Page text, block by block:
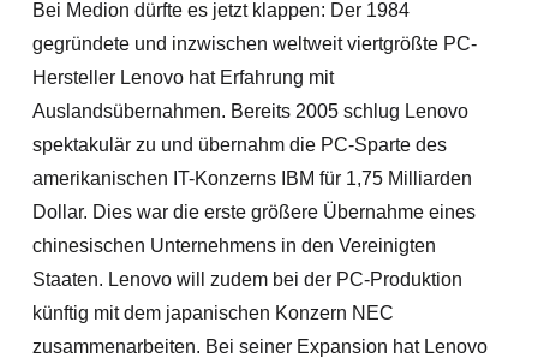
Bei Medion dürfte es jetzt klappen: Der 1984
gegründete und inzwischen weltweit viertgrößte PC-
Hersteller Lenovo hat Erfahrung mit
Auslandsübernahmen. Bereits 2005 schlug Lenovo
spektakulär zu und übernahm die PC-Sparte des
amerikanischen IT-Konzerns IBM für 1,75 Milliarden
Dollar. Dies war die erste größere Übernahme eines
chinesischen Unternehmens in den Vereinigten
Staaten. Lenovo will zudem bei der PC-Produktion
künftig mit dem japanischen Konzern NEC
zusammenarbeiten. Bei seiner Expansion hat Lenovo